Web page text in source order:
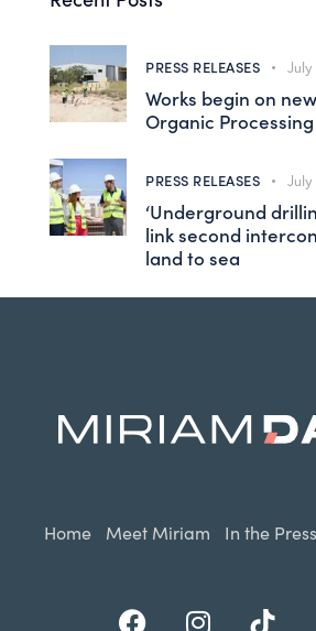
PRESS RELEASES
Works begin on
Organic
PRESS RELEASES July
‘Underground
link second
land to sea
Home Meet Miriam In the Press